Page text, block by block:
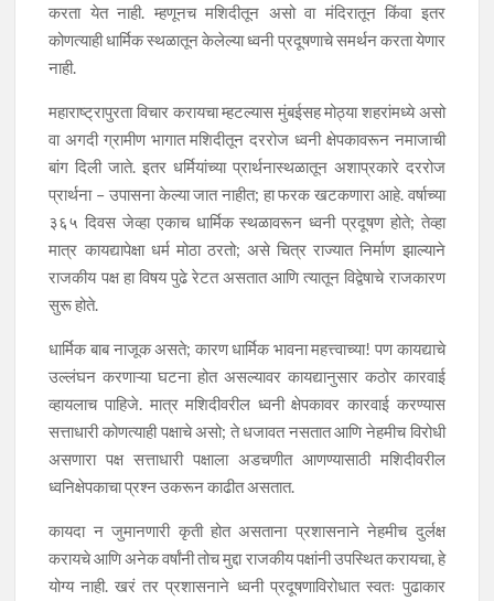
करता येत नाही. म्हणूनच मशिदीतून असो वा मंदिरातून किंवा इतर
कोणत्याही धार्मिक स्थळातून केलेल्या ध्वनी प्रदूषणाचे समर्थन करता येणार
नाही.
महाराष्ट्रापुरता विचार करायचा म्हटल्यास मुंबईसह मोठ्या शहरांमध्ये असो
वा अगदी ग्रामीण भागात मशिदीतून दररोज ध्वनी क्षेपकावरून नमाजाची
बांग दिली जाते. इतर धर्मियांच्या प्रार्थनास्थळातून अशाप्रकारे दररोज
प्रार्थना – उपासना केल्या जात नाहीत; हा फरक खटकणारा आहे. वर्षाच्या
३६५ दिवस जेव्हा एकाच धार्मिक स्थळावरून ध्वनी प्रदूषण होते; तेव्हा
मात्र कायद्यापेक्षा धर्म मोठा ठरतो; असे चित्र राज्यात निर्माण झाल्याने
राजकीय पक्ष हा विषय पुढे रेटत असतात आणि त्यातून विद्वेषाचे राजकारण
सुरू होते.
धार्मिक बाब नाजूक असते; कारण धार्मिक भावना महत्त्वाच्या! पण कायद्याचे
उल्लंघन करणाऱ्या घटना होत असल्यावर कायद्यानुसार कठोर कारवाई
व्हायलाच पाहिजे. मात्र मशिदीवरील ध्वनी क्षेपकावर कारवाई करण्यास
सत्ताधारी कोणत्याही पक्षाचे असो; ते धजावत नसतात आणि नेहमीच विरोधी
असणारा पक्ष सत्ताधारी पक्षाला अडचणीत आणण्यासाठी मशिदीवरील
ध्वनिक्षेपकाचा प्रश्न उकरून काढीत असतात.
कायदा न जुमानणारी कृती होत असताना प्रशासनाने नेहमीच दुर्लक्ष
करायचे आणि अनेक वर्षांनी तोच मुद्दा राजकीय पक्षांनी उपस्थित करायचा, हे
योग्य नाही. खरं तर प्रशासनाने ध्वनी प्रदूषणाविरोधात स्वतः पुढाकार